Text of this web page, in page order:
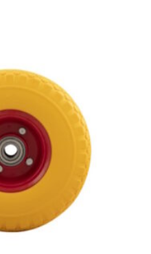
wenslijst